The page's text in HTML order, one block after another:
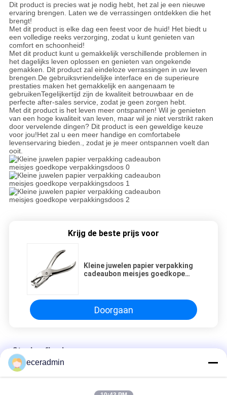
Dit product is precies wat je nodig hebt, het zal je een nieuwe
ervaring brengen. Laten we de verrassingen ontdekken die het
brengt!
Met dit product is elke dag een feest voor de huid! Het biedt u
een volledige reeks verzorging, zodat u kunt genieten van
comfort en schoonheid!
Met dit product kunt u gemakkelijk verschillende problemen in
het dagelijks leven oplossen en genieten van ongekende
gemakken. Dit product zal eindeloze verrassingen in uw leven
brengen.De gebruiksvriendelijke interface en de superieure
prestaties maken het gemakkelijk en aangenaam te
gebruikenTegelijkertijd zijn de kwaliteit betrouwbaar en de
perfecte after-sales service, zodat je geen zorgen hebt.
Met dit product is het leven meer ontspannen! Wil je genieten
van een hoge kwaliteit van leven, maar wil je niet verstrikt raken
door vervelende dingen? Dit product is een geweldige keuze
voor jou!Het zal u een meer handige en comfortabele
levenservaring bieden., zodat je je meer ontspannen voelt dan
ooit.
Krijg de beste prijs voor
Kleine juwelen papier verpakking
cadeaubon meisjes goedkope
Doorgaan
Staalverfkeel
Kleine juwelen papier verpakking cadeaubon meisjes goedkope
eceradmin